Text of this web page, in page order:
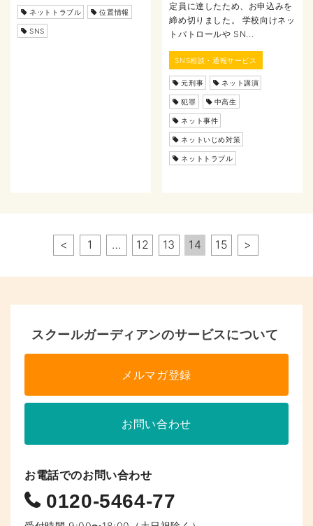
ネットトラブル 位置情報
SNS
定員に達したため、お申込みを
締め切りました。 学校向けネッ
トパトロールや SN...
SNS相談・通報サービス
元刑事 ネット講演
犯罪 中高生
ネット事件
ネットいじめ対策
ネットトラブル
< 1 … 12 13 14 15 >
スクールガーディアンのサービスについて
メルマガ登録
お問い合わせ
お電話でのお問い合わせ
0120-5464-77